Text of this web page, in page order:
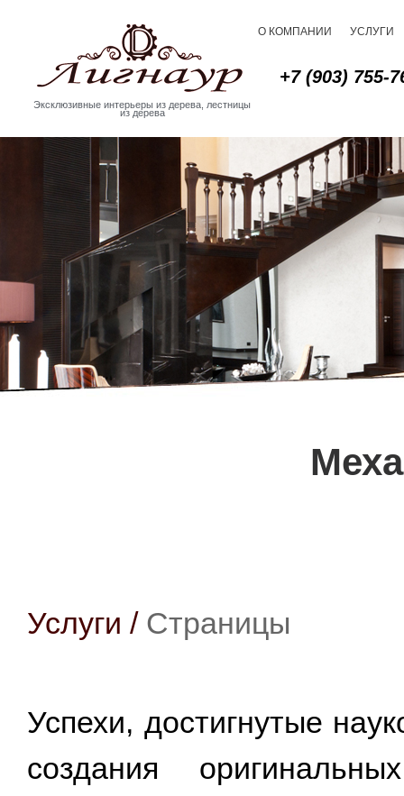
О КОМПАНИИ УСЛУГИ
+7 (903) 755-
Эксклюзивные интерьеры из дерева, лестницы
из дерева
Услуги / Страницы
Успехи, достигнутые
создания